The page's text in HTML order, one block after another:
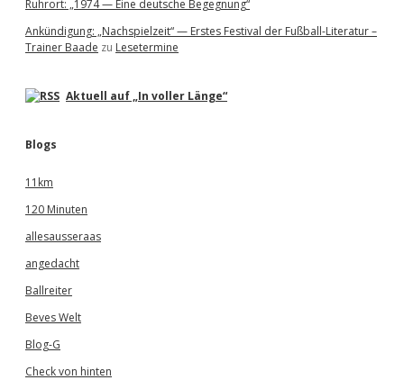
Ruhrort: „1974 — Eine deutsche Begegnung“
Ankündigung: „Nachspielzeit“ — Erstes Festival der Fußball-Literatur –
Trainer Baade zu Lesetermine
Aktuell auf „In voller Länge“
Blogs
11km
120 Minuten
allesausseraas
angedacht
Ballreiter
Beves Welt
Blog-G
Check von hinten